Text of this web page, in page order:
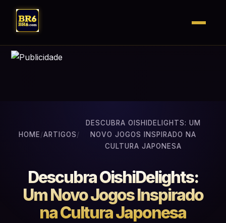
HOME/ARTIGOS/
DESCUBRA OISHIDELIGHTS: UM
NOVO JOGOS INSPIRADO NA
CULTURA JAPONESA
Descubra OishiDelights:
Um Novo Jogos Inspirado
na Cultura Japonesa